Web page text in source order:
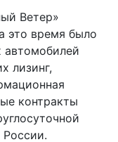
Ветер»
это время было
автомобилей
лизинг,
контракты